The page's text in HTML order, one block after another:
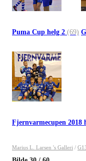
Puma Cup helg 2 (69)
Fjernvarmecupen 2018
Marius L. Larsen 's Galleri /